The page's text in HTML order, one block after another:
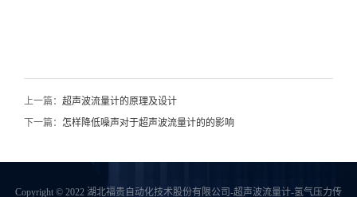
上一篇： 超声波流量计的原理及设计
下一篇： 怎样降低噪声对于超声波流量计的的影响
Copyright © 2022 湖北福贵自动化技术股份有限公司-超声波流量计-氢气压力传